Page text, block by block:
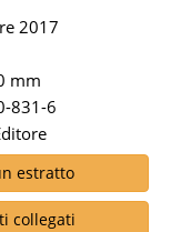
2017
mm
831-6
estratto
collegati